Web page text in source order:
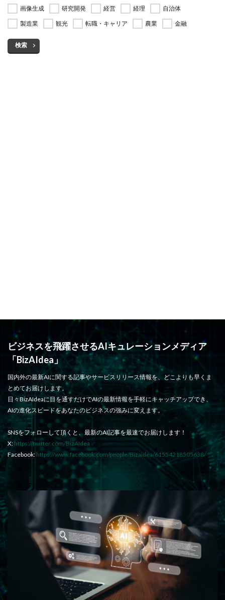
画像生成
研究開発 経営 経理
自治体
製造業
観光 転職・キャリア 農業 金融
検索
ビジネスを飛躍させるAIキュレーションメディア
「BizAIdea」
国内外の最新AIに関する記事やサービスリリース情報を、どこよりも早くま
とめてお届けします。
日々BizAIdeaに目を通すだけでAIの最新情報を手軽にキャッチアップでき、
AIの進化スピードをあなたのビジネスの強みに変えます。
SNSをフォローして頂くと、最新のAI記事を最速でお届けします！
X: https://twitter.com/BizAIdea
Facebook: https://www.facebook.com/people/Bizaidea/61554218505638/